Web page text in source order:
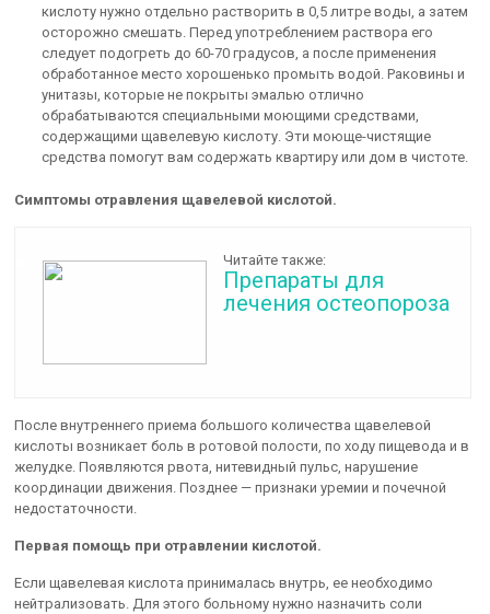
кислоту нужно отдельно растворить в 0,5 литре воды, а затем
осторожно смешать. Перед употреблением раствора его
следует подогреть до 60-70 градусов, а после применения
обработанное место хорошенько промыть водой. Раковины и
унитазы, которые не покрыты эмалью отлично
обрабатываются специальными моющими средствами,
содержащими щавелевую кислоту. Эти моюще-чистящие
средства помогут вам содержать квартиру или дом в чистоте.
Симптомы отравления щавелевой кислотой.
Читайте также:
Препараты для
лечения остеопороза
После внутреннего приема большого количества щавелевой
кислоты возникает боль в ротовой полости, по ходу пищевода и в
желудке. Появляются рвота, нитевидный пульс, нарушение
координации движения. Позднее — признаки уремии и почечной
недостаточности.
Первая помощь при отравлении кислотой.
Если щавелевая кислота принималась внутрь, ее необходимо
нейтрализовать. Для этого больному нужно назначить соли